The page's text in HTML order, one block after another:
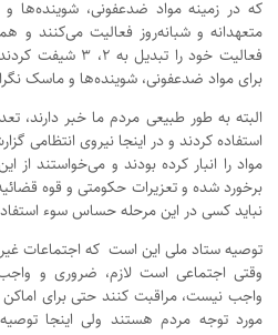
که در زمینه مواد ضدعفونی، شوینده‌ها
متعهدانه و شبانه‌روز فعالیت می‌کنند
برای مواد ضدعفونی، شوینده‌ها و ماسک
البته به طور طبیعی مردم ما خبر دارند،
استفاده کردند و در اینجا نیروی انتظامی
مواد را انبار کرده بودند و می‌خواستند از
برخورد شده و تعزیرات حکومتی و قوه
نباید کسی در این مرحله حساس سوء
توصیه ستاد ملی این است که اجتماعات
وقتی اجتماعی است لازم، ضروری و
واجب نیست، مراقبت کنند حتی برای
مورد توجه مردم هستند ولی اینجا